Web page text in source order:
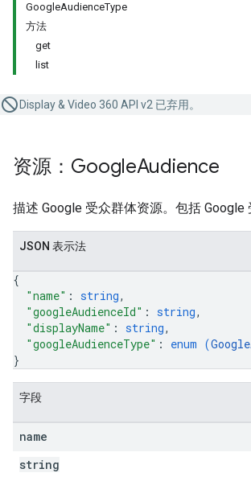
GoogleAudienceType
方法
get
list
Display & Video 360 API v2 已弃用。
资源：GoogleAudience
描述 Google 受众群体资源。包括 Google
JSON 表示法
{
"name" : string,
"googleAudienceId" : string,
"displayName" : string,
"googleAudienceType" : enum (
}
字段
name
string